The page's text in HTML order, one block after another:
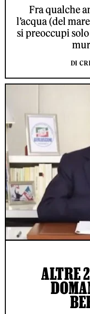
Fra qualche
l’acqua (del
si preoccupi
DI
ALTRE